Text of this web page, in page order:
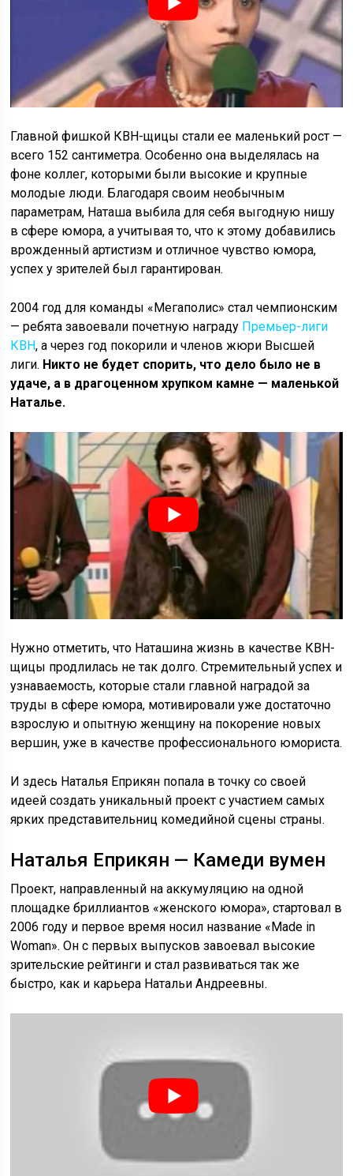
Главной фишкой КВН-щицы стали ее маленький рост —
всего 152 сантиметра. Особенно она выделялась на
фоне коллег, которыми были высокие и крупные
молодые люди. Благодаря своим необычным
параметрам, Наташа выбила для себя выгодную нишу
в сфере юмора, а учитывая то, что к этому добавились
врожденный артистизм и отличное чувство юмора,
успех у зрителей был гарантирован.
2004 год для команды «Мегаполис» стал чемпионским
— ребята завоевали почетную награду Премьер-лиги
КВН, а через год покорили и членов жюри Высшей
лиги. Никто не будет спорить, что дело было не в
удаче, а в драгоценном хрупком камне — маленькой
Наталье.
Нужно отметить, что Наташина жизнь в качестве КВН-
щицы продлилась не так долго. Стремительный успех и
узнаваемость, которые стали главной наградой за
труды в сфере юмора, мотивировали уже достаточно
взрослую и опытную женщину на покорение новых
вершин, уже в качестве профессионального юмориста.
И здесь Наталья Еприкян попала в точку со своей
идеей создать уникальный проект с участием самых
ярких представительниц комедийной сцены страны.
Наталья Еприкян — Камеди вумен
Проект, направленный на аккумуляцию на одной
площадке бриллиантов «женского юмора», стартовал в
2006 году и первое время носил название «Made in
Woman». Он с первых выпусков завоевал высокие
зрительские рейтинги и стал развиваться так же
быстро, как и карьера Натальи Андреевны.